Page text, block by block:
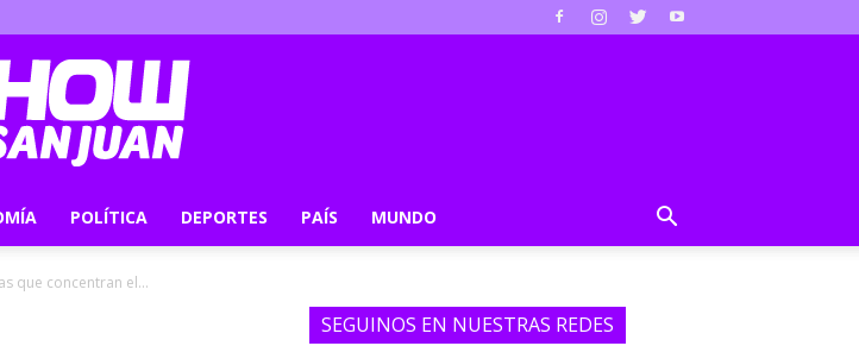
Show
POLÍTICA DEPORTES PAÍS MUNDO
que concentran el...
SEGUINOS EN NUESTRAS REDES